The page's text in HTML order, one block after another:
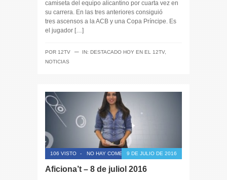
camiseta del equipo alicantino por cuarta vez en
su carrera. En las tres anteriores consiguió
tres ascensos a la ACB y una Copa Príncipe. Es
el jugador […]
POR 12TV ─ IN: DESTACADO HOY EN EL 12TV,
NOTICIAS
106 VISTO - NO HAY COMENTARIOS9 DE JULIO DE 2016
Aficiona’t – 8 de juliol 2016